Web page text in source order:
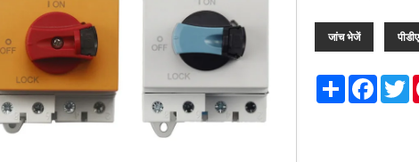
जांच भेजें
Share